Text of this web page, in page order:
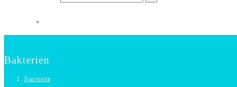
Bakterien
Startseite